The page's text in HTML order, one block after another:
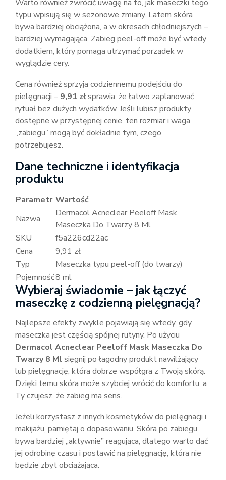
Warto również zwrócić uwagę na to, jak maseczki tego
typu wpisują się w sezonowe zmiany. Latem skóra
bywa bardziej obciążona, a w okresach chłodniejszych –
bardziej wymagająca. Zabieg peel-off może być wtedy
dodatkiem, który pomaga utrzymać porządek w
wyglądzie cery.
Cena również sprzyja codziennemu podejściu do
pielęgnacji – 9,91 złsprawia, że łatwo zaplanować
rytuał bez dużych wydatków. Jeśli lubisz produkty
dostępne w przystępnej cenie, ten rozmiar i waga
„zabiegu” mogą być dokładnie tym, czego
potrzebujesz.
Dane techniczne i identyfikacja
produktu
Parametr Wartość
Nazwa
Dermacol Acneclear Peeloff Mask
Maseczka Do Twarzy 8 Ml
SKU
f5a226cd22ac
Cena
9,91 zł
Typ
Maseczka typu peel-off (do twarzy)
Pojemność8 ml
Wybieraj świadomie – jak łączyć
maseczkę z codzienną pielęgnacją?
Najlepsze efekty zwykle pojawiają się wtedy, gdy
maseczka jest częścią spójnej rutyny. Po użyciu
Dermacol Acneclear Peeloff Mask Maseczka Do
Twarzy 8 Ml sięgnij po łagodny produkt nawilżający
lub pielęgnację, która dobrze współgra z Twoją skórą.
Dzięki temu skóra może szybciej wrócić do komfortu, a
Ty czujesz, że zabieg ma sens.
Jeżeli korzystasz z innych kosmetyków do pielęgnacji i
makijażu, pamiętaj o dopasowaniu. Skóra po zabiegu
bywa bardziej „aktywnie” reagująca, dlatego warto dać
jej odrobinę czasu i postawić na pielęgnację, która nie
będzie zbyt obciążająca.